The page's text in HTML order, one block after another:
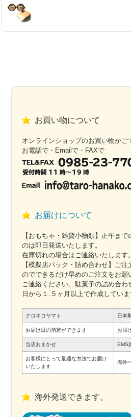
お買い物について
オンラインショップのお買い物かご
お電話で・Emailで・FAXで
お届けについて
【おもちゃ・雑貨小物類】正午ま
のは即日発送いたします。
在庫切れの場合はご連絡いたします。
【模擬店パック・詰め合わせ】ご
のでできるだけ早めのご注文をお願
ご連絡ください。駄菓子の詰め合わ
日から１.５ヶ月以上で作成していま
クロネコヤマト 日本
お届け日の指定ができます お届
当店おまかせ EMS
お客様にとって最適な方法でお届け
いたします
海外
海外発送できます。